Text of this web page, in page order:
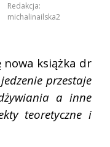
Redakcja:
michalinailska2
nowa książka dr
przestaje
a inne
teoretyczne i